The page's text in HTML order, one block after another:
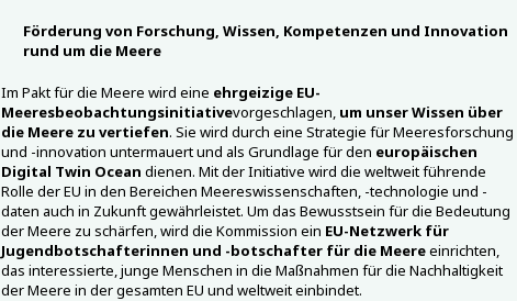
Förderung von Forschung, Wissen, Kompetenzen und Innovation
rund um die Meere
Im Pakt für die Meere wird eine ehrgeizige EU-
Meeresbeobachtungsinitiativevorgeschlagen,um unser Wissen über
die Meere zu vertiefen. Sie wird durch eine Strategie für Meeresforschung
und -innovation untermauert und als Grundlage für den europäischen
Digital Twin Ocean dienen. Mit der Initiative wird die weltweit führende
Rolle der EU in den Bereichen Meereswissenschaften, -technologie und -
daten auch in Zukunft gewährleistet. Um das Bewusstsein für die Bedeutung
der Meere zu schärfen, wird die Kommission ein EU-Netzwerk für
Jugendbotschafterinnen und -botschafter für die Meereeinrichten,
das interessierte, junge Menschen in die Maßnahmen für die Nachhaltigkeit
der Meere in der gesamten EU und weltweit einbindet.